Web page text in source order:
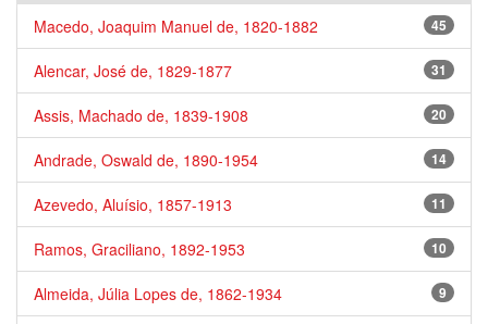
45
Macedo, Joaquim Manuel de, 1820-1882
31
Alencar, José de, 1829-1877
20
Assis, Machado de, 1839-1908
14
Andrade, Oswald de, 1890-1954
11
Azevedo, Aluísio, 1857-1913
10
Ramos, Graciliano, 1892-1953
9
Almeida, Júlia Lopes de, 1862-1934